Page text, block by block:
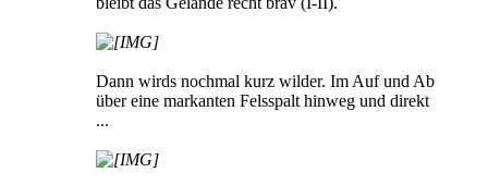
Dann wirds nochmal kurz wilder. Im Auf und Ab
über eine markanten Felsspalt hinweg und direkt
...